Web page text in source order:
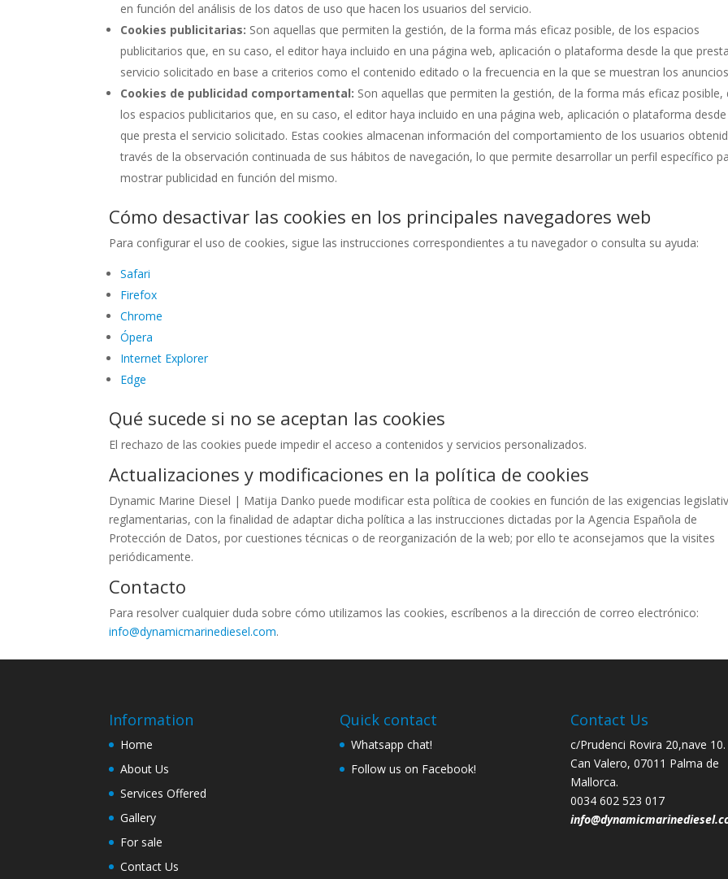
en función del análisis de los datos de uso que hacen los usuarios del servicio.
Cookies publicitarias: Son aquellas que permiten la gestión, de la forma más eficaz posible, de los espacios
publicitarios que, en su caso, el editor haya incluido en una página web, aplicación o plataforma desde la que
servicio solicitado en base a criterios como el contenido editado o la frecuencia en la que se muestran los
Cookies de publicidad comportamental: Son aquellas que permiten la gestión, de la forma más eficaz posible,
los espacios publicitarios que, en su caso, el editor haya incluido en una página web, aplicación o plataforma desde
que presta el servicio solicitado. Estas cookies almacenan información del comportamiento de los usuarios
través de la observación continuada de sus hábitos de navegación, lo que permite desarrollar un perfil específico
mostrar publicidad en función del mismo.
Cómo desactivar las cookies en los principales navegadores web
Para configurar el uso de cookies, sigue las instrucciones correspondientes a tu navegador o consulta su ayuda:
Safari
Firefox
Chrome
Ópera
Internet Explorer
Edge
Qué sucede si no se aceptan las cookies
El rechazo de las cookies puede impedir el acceso a contenidos y servicios personalizados.
Actualizaciones y modificaciones en la política de cookies
Dynamic Marine Diesel | Matija Danko puede modificar esta política de cookies en función de las exigencias
reglamentarias, con la finalidad de adaptar dicha política a las instrucciones dictadas por la Agencia Española de
Protección de Datos, por cuestiones técnicas o de reorganización de la web; por ello te aconsejamos que la visites
periódicamente.
Contacto
Para resolver cualquier duda sobre cómo utilizamos las cookies, escríbenos a la dirección de correo electrónico:
info@dynamicmarinediesel.com.
Information
Home
About Us
Services Offered
Gallery
For sale
Contact Us
Quick contact
Whatsapp chat!
Follow us on Facebook!
Contact Us
c/Prudenci Rovira 20,nave 10.
Can Valero, 07011 Palma de
Mallorca.
0034 602 523 017